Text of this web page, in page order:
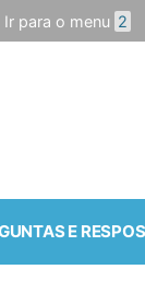
Ir para o menu 2
E